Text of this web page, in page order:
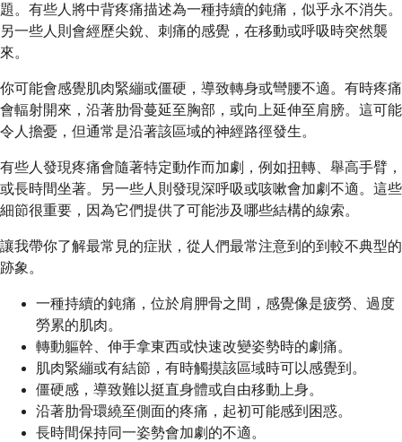
題。有些人將中背疼痛描述為一種持續的鈍痛，似乎永不消失。
另一些人則會經歷尖銳、刺痛的感覺，在移動或呼吸時突然襲
來。
你可能會感覺肌肉緊繃或僵硬，導致轉身或彎腰不適。有時疼痛
會輻射開來，沿著肋骨蔓延至胸部，或向上延伸至肩膀。這可能
令人擔憂，但通常是沿著該區域的神經路徑發生。
有些人發現疼痛會隨著特定動作而加劇，例如扭轉、舉高手臂，
或長時間坐著。另一些人則發現深呼吸或咳嗽會加劇不適。這些
細節很重要，因為它們提供了可能涉及哪些結構的線索。
讓我帶你了解最常見的症狀，從人們最常注意到的到較不典型的
跡象。
一種持續的鈍痛，位於肩胛骨之間，感覺像是疲勞、過度
勞累的肌肉。
轉動軀幹、伸手拿東西或快速改變姿勢時的劇痛。
肌肉緊繃或有結節，有時觸摸該區域時可以感覺到。
僵硬感，導致難以挺直身體或自由移動上身。
沿著肋骨環繞至側面的疼痛，起初可能感到困惑。
長時間保持同一姿勢會加劇的不適。